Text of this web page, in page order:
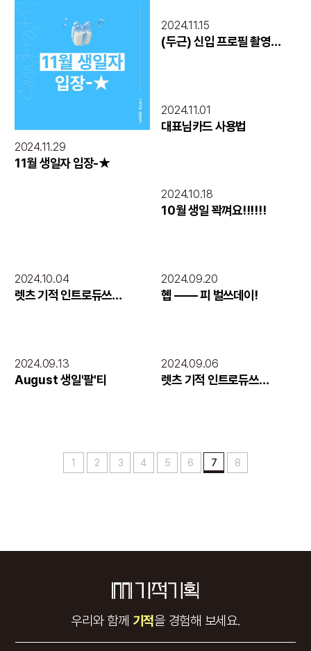
2024.11.29
11월 생일자 입장-★
2024.11.15
(두근) 신입 프로필 촬영
2024.11.01
대표님카드 사용법
2024.10.18
10월 생일 꽉껴요!!!!!!
2024.10.04
렛츠 기적 인트로듀쓰
2024.09.20
혭 —— 피 벌쓰데이!
2024.09.13
August 생일'팔'티
2024.09.06
렛츠 기적 인트로듀쓰
1 2 3 4 5 6 7 8
우리와 함께 기적을 경험해 보세요.